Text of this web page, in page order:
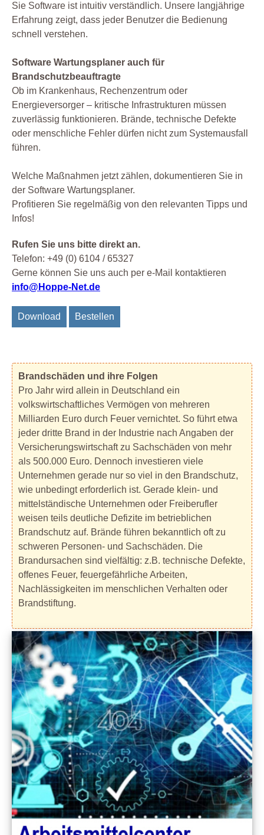
Sie Software ist intuitiv verständlich. Unsere langjährige
Erfahrung zeigt, dass jeder Benutzer die Bedienung
schnell verstehen.
Software Wartungsplaner auch für
Brandschutzbeauftragte
Ob im Krankenhaus, Rechenzentrum oder
Energieversorger – kritische Infrastrukturen müssen
zuverlässig funktionieren. Brände, technische Defekte
oder menschliche Fehler dürfen nicht zum Systemausfall
führen.
Welche Maßnahmen jetzt zählen, dokumentieren Sie in
der Software Wartungsplaner.
Profitieren Sie regelmäßig von den relevanten Tipps und
Infos!
Rufen Sie uns bitte direkt an.
Telefon: +49 (0) 6104 / 65327
Gerne können Sie uns auch per e-Mail kontaktieren
info@Hoppe-Net.de
Download Bestellen
Brandschäden und ihre Folgen
Pro Jahr wird allein in Deutschland ein
volkswirtschaftliches Vermögen von mehreren
Milliarden Euro durch Feuer vernichtet. So führt etwa
jeder dritte Brand in der Industrie nach Angaben der
Versicherungswirtschaft zu Sachschäden von mehr
als 500.000 Euro. Dennoch investieren viele
Unternehmen gerade nur so viel in den Brandschutz,
wie unbedingt erforderlich ist. Gerade klein- und
mittelständische Unternehmen oder Freiberufler
weisen teils deutliche Defizite im betrieblichen
Brandschutz auf. Brände führen bekanntlich oft zu
schweren Personen- und Sachschäden. Die
Brandursachen sind vielfältig: z.B. technische Defekte,
offenes Feuer, feuergefährliche Arbeiten,
Nachlässigkeiten im menschlichen Verhalten oder
Brandstiftung.